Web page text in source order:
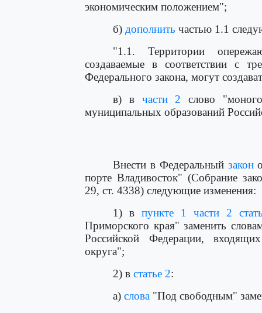
экономическим положением";
б) дополнить частью 1.1
"1.1. Территории
создаваемые в соответствии с
Федерального закона, могут
в) в части 2 слово
муниципальных образований
Внести в Федеральный закон
порте Владивосток" (Собрание
29, ст. 4338) следующие изменения:
1) в пункте 1 части 2
Приморского края" заменить
Российской Федерации,
округа";
2) в статье 2:
а) слова "Под свободным"